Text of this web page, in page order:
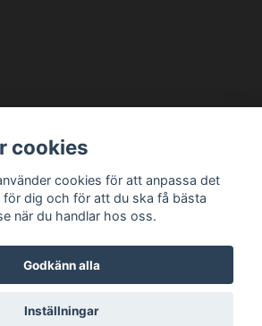
Öppettider: Måndag -Torsdag 8-18 Fredag 8-
Ellbe Motortjänst
cookies
cookies för att anpassa det
för dig och för att du ska få bästa
när du handlar hos oss.
Godkänn alla
Inställningar